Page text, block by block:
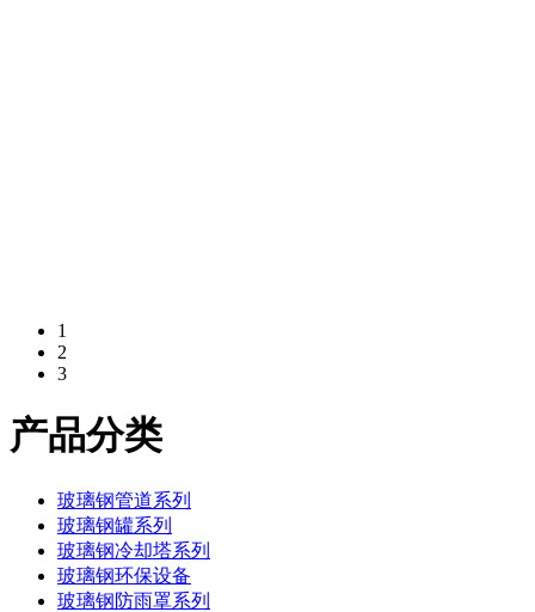
1
2
3
产品分类
玻璃钢管道系列
玻璃钢罐系列
玻璃钢冷却塔系列
玻璃钢环保设备
玻璃钢防雨罩系列